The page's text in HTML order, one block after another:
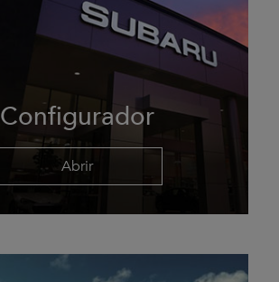
Configurador
Abrir